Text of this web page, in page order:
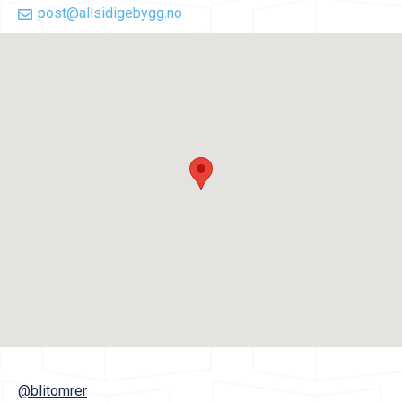
post@allsidigebygg.no
@blitomrer